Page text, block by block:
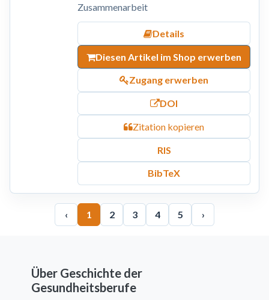
Zusammenarbeit
Details
Diesen Artikel im Shop erwerben
Zugang erwerben
DOI
Zitation kopieren
RIS
BibTeX
‹ 1 2 3 4 5 ›
Über Geschichte der
Gesundheitsberufe